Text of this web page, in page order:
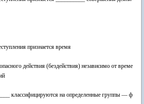
признается время
действия (бездействия) независимо от време
классифицируются на определенные группы — ф